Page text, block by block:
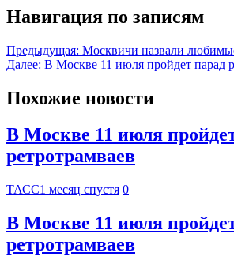
Навигация по записям
Предыдущая: Москвичи назвали
Далее: В Москве 11 июля пройдет парад
Похожие новости
В Москве 11 июля
ретротрамваев
ТАСС1 месяц спустя 0
В Москве 11 июля
ретротрамваев